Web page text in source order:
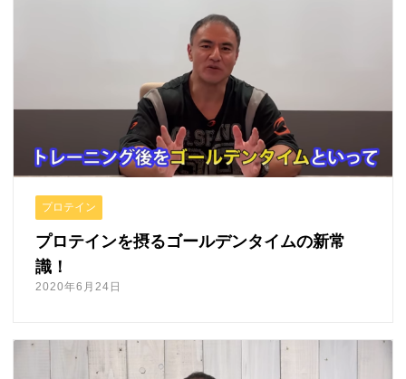
プロテイン
プロテインを摂るゴールデンタイムの新常
識！
2020年6月24日